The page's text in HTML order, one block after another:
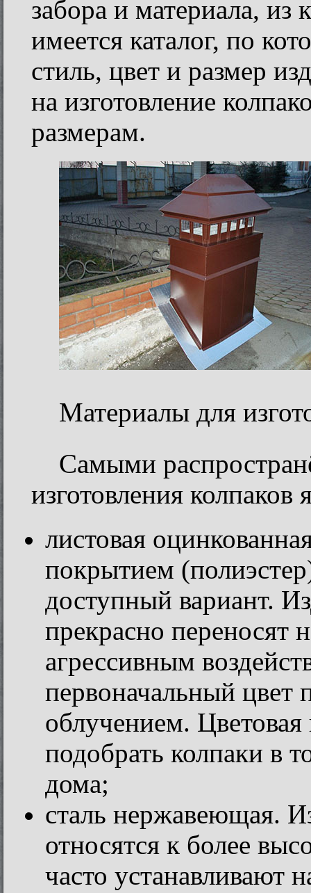
забора и материала,
имеется каталог, по
стиль, цвет и размер
на изготовление
размерам.
Материалы для
Самыми
изготовления колпаков
листовая
покрытием
доступный вариант.
прекрасно переносят
агрессивным
первоначальный цвет
облучением. Цветовая
подобрать колпаки в
дома;
сталь нержавеющая.
относятся к более
часто устанавливают